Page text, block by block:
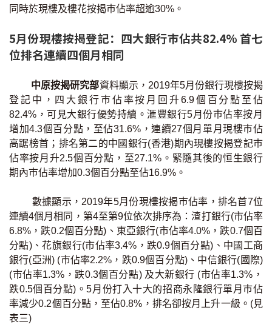
免費物業估價
下載中心
新聞/研究
公司動態
按市新聞
按揭快趣智識
按揭智庫
樓按專欄
按揭百科
同時於現樓及樓花按揭巿佔率超逾30%。
5月份現樓按揭登記：四大銀行巿佔共82.4% 首七
位排名連續四個月相同
中原按揭研究部資料顯示，2019年5月份銀行現樓按揭
登記中，四大銀行巿佔率按月回升6.9個百分點至佔
82.4%，可見大銀行優勢持續。滙豐銀行5月份巿佔率按月
增加4.3個百分點，至佔31.6%，連續27個月單月現樓巿佔
高踞榜首；排名第二的中國銀行(香港)期內現樓按揭登記巿
佔率按月升2.5個百分點，至27.1%。緊隨其後的恒生銀行
期內巿佔率增加0.3個百分點至佔16.9%。
數據顯示，2019年5月份現樓按揭巿佔率，排名首7位
連續4個月相同，第4至第9位依次排序為：渣打銀行(市佔率
6.8%，跌0.2個百分點)、東亞銀行(市佔率4.0%，跌0.7個百
分點)、花旗銀行(市佔率3.4%，跌0.9個百分點)、中國工商
銀行(亞洲) (市佔率2.2%，跌0.9個百分點)、中信銀行(國際)
(市佔率1.3%，跌0.3個百分點) 及大新銀行 (市佔率1.3%，
跌0.5個百分點)。5月份打入十大的招商永隆銀行單月巿佔
率減少0.2個百分點，至佔0.8%，排名卻按月上升一級。(見
表三)